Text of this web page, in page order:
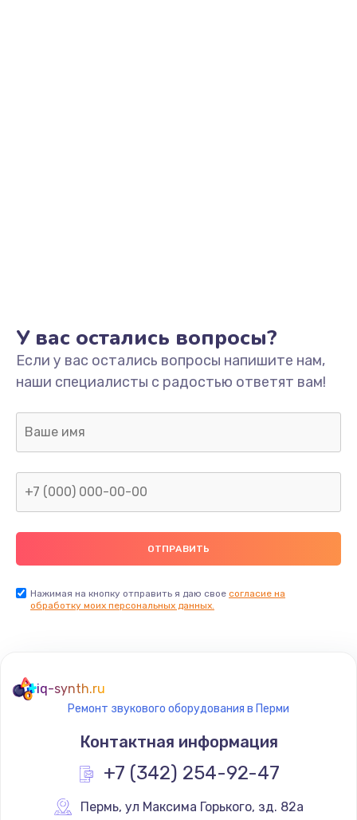
У вас остались вопросы?
Если у вас остались вопросы напишите нам,
наши специалисты с радостью ответят вам!
Нажимая на кнопку отправить я даю свое согласие на
обработку моих персональных данных.
iq-synth.ru
Ремонт звукового оборудования в Перми
Контактная информация
+7 (342) 254-92-47
Пермь, ул Максима Горького, зд. 82а